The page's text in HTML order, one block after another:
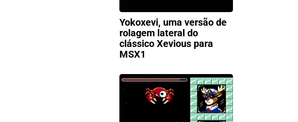
Yokoxevi, uma versão de
rolagem lateral do
clássico Xevious para
MSX1